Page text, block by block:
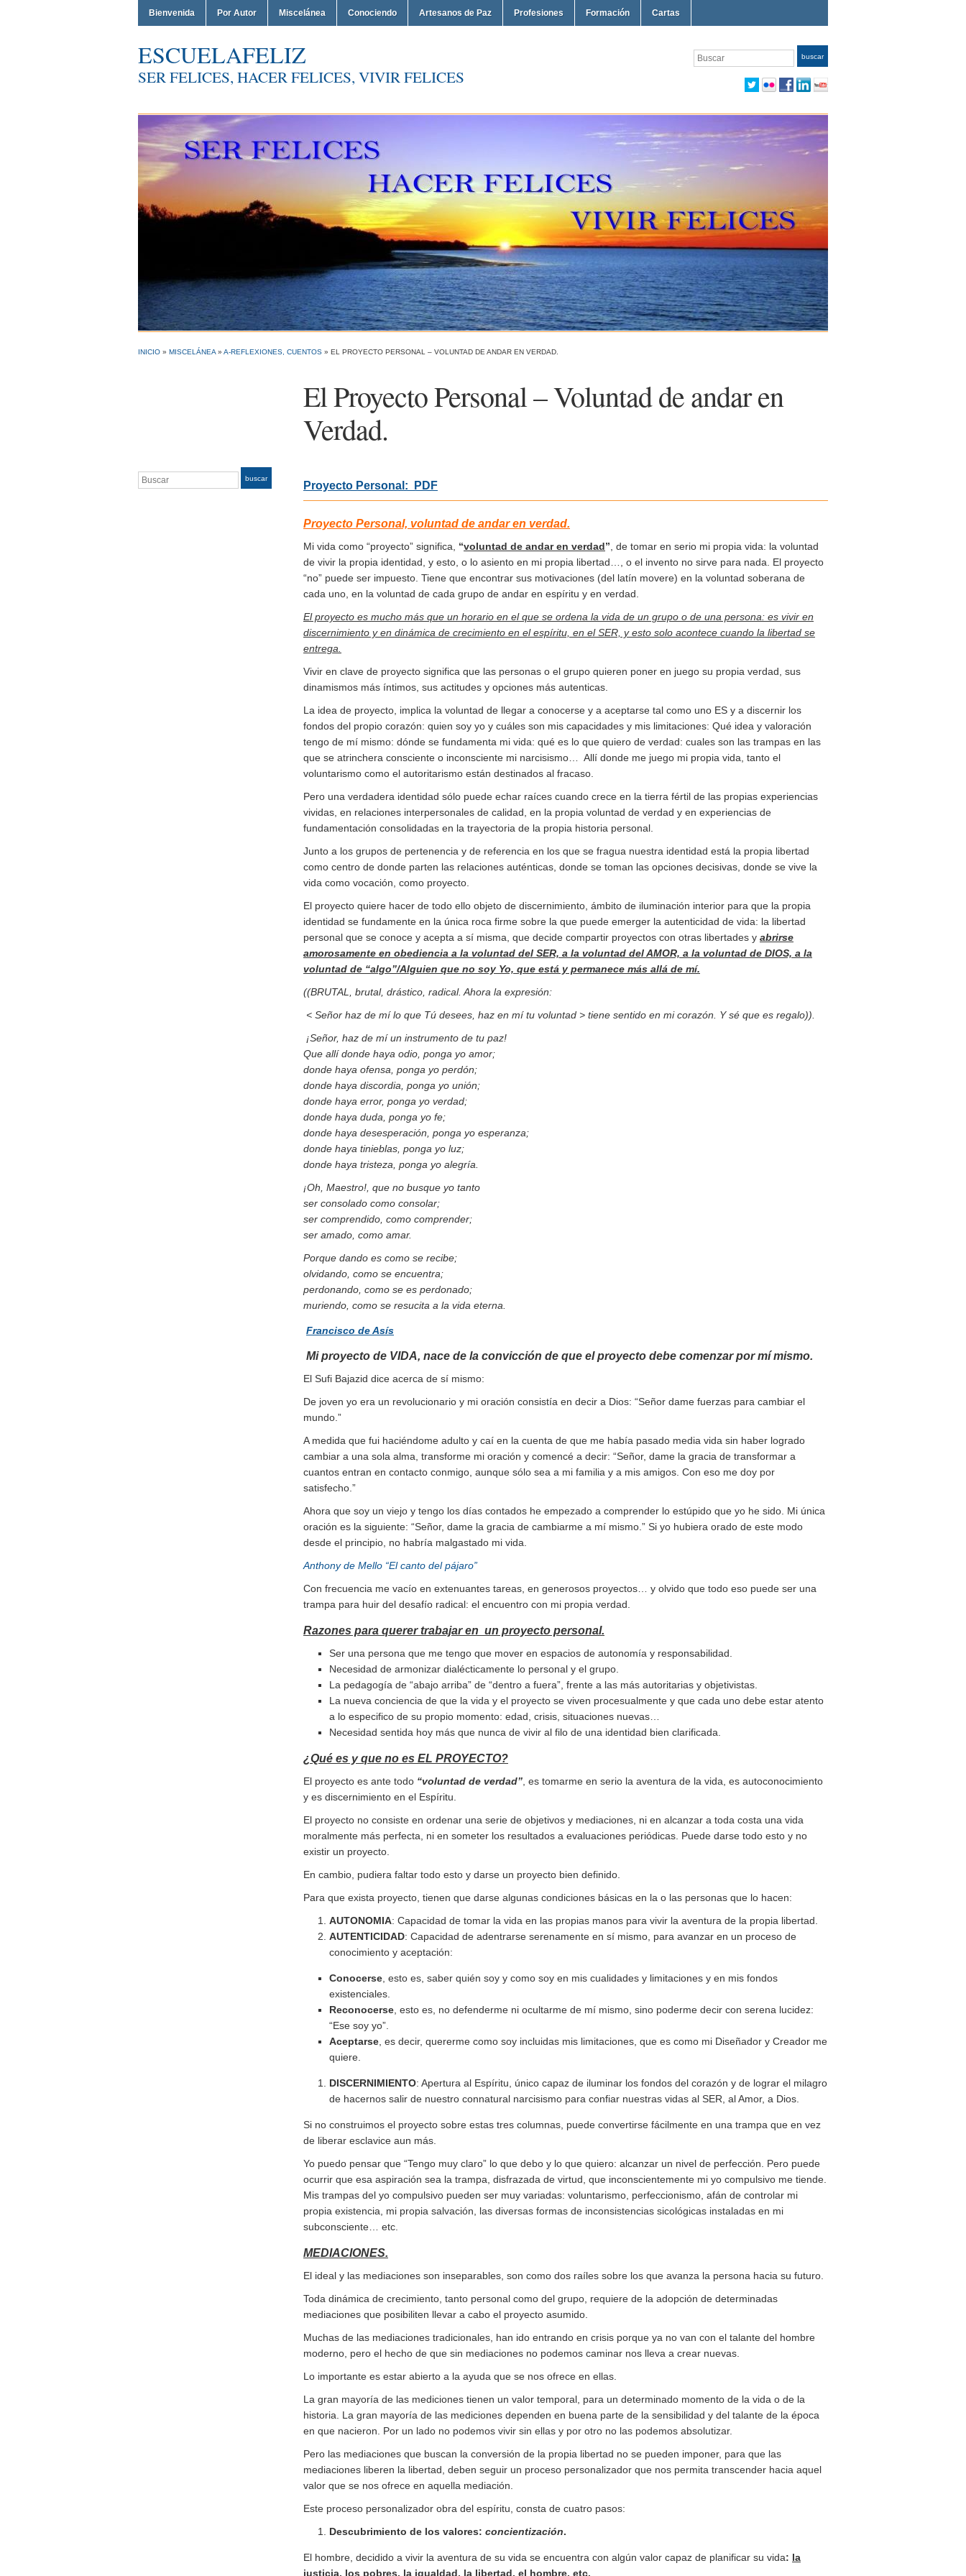
Bienvenida Por Autor Miscelánea Conociendo Artesanos de Paz Profesiones Formación Cartas
ESCUELAFELIZ
SER FELICES, HACER FELICES, VIVIR FELICES
Buscar buscar
INICIO » MISCELÁNEA » A-REFLEXIONES, CUENTOS » EL PROYECTO PERSONAL – VOLUNTAD DE ANDAR EN VERDAD.
El Proyecto Personal – Voluntad de andar en
Verdad.
Buscar buscar
Proyecto Personal: PDF
Proyecto Personal, voluntad de andar en verdad.
Mi vida como “proyecto” significa, “voluntad de andar en verdad” , de tomar en serio mi propia vida: la voluntad
de vivir la propia identidad, y esto, o lo asiento en mi propia libertad…, o el invento no sirve para nada. El proyecto
“no” puede ser impuesto. Tiene que encontrar sus motivaciones (del latín movere) en la voluntad soberana de
cada uno, en la voluntad de cada grupo de andar en espíritu y en verdad.
El proyecto es mucho más que un horario en el que se ordena la vida de un grupo o de una persona: es vivir en
discernimiento y en dinámica de crecimiento en el espíritu, en el SER, y esto solo acontece cuando la libertad se
entrega.
Vivir en clave de proyecto significa que las personas o el grupo quieren poner en juego su propia verdad, sus
dinamismos más íntimos, sus actitudes y opciones más autenticas.
La idea de proyecto, implica la voluntad de llegar a conocerse y a aceptarse tal como uno ES y a discernir los
fondos del propio corazón: quien soy yo y cuáles son mis capacidades y mis limitaciones: Qué idea y valoración
tengo de mí mismo: dónde se fundamenta mi vida: qué es lo que quiero de verdad: cuales son las trampas en las
que se atrinchera consciente o inconsciente mi narcisismo… Allí donde me juego mi propia vida, tanto el
voluntarismo como el autoritarismo están destinados al fracaso.
Pero una verdadera identidad sólo puede echar raíces cuando crece en la tierra fértil de las propias experiencias
vividas, en relaciones interpersonales de calidad, en la propia voluntad de verdad y en experiencias de
fundamentación consolidadas en la trayectoria de la propia historia personal.
Junto a los grupos de pertenencia y de referencia en los que se fragua nuestra identidad está la propia libertad
como centro de donde parten las relaciones auténticas, donde se toman las opciones decisivas, donde se vive la
vida como vocación, como proyecto.
El proyecto quiere hacer de todo ello objeto de discernimiento, ámbito de iluminación interior para que la propia
identidad se fundamente en la única roca firme sobre la que puede emerger la autenticidad de vida: la libertad
personal que se conoce y acepta a sí misma, que decide compartir proyectos con otras libertades y abrirse
amorosamente en obediencia a la voluntad del SER, a la voluntad del AMOR, a la voluntad de DIOS, a la
voluntad de “algo”/Alguien que no soy Yo, que está y permanece más allá de mí.
((BRUTAL, brutal, drástico, radical. Ahora la expresión:
< Señor haz de mí lo que Tú desees, haz en mí tu voluntad > tiene sentido en mi corazón. Y sé que es regalo)).
¡Señor, haz de mí un instrumento de tu paz!
Que allí donde haya odio, ponga yo amor;
donde haya ofensa, ponga yo perdón;
donde haya discordia, ponga yo unión;
donde haya error, ponga yo verdad;
donde haya duda, ponga yo fe;
donde haya desesperación, ponga yo esperanza;
donde haya tinieblas, ponga yo luz;
donde haya tristeza, ponga yo alegría.
¡Oh, Maestro!, que no busque yo tanto
ser consolado como consolar;
ser comprendido, como comprender;
ser amado, como amar.
Porque dando es como se recibe;
olvidando, como se encuentra;
perdonando, como se es perdonado;
muriendo, como se resucita a la vida eterna.
Francisco de Asís
Mi proyecto de VIDA, nace de la convicción de que el proyecto debe comenzar por mí mismo.
El Sufi Bajazid dice acerca de sí mismo:
De joven yo era un revolucionario y mi oración consistía en decir a Dios: “Señor dame fuerzas para cambiar el
mundo.”
A medida que fui haciéndome adulto y caí en la cuenta de que me había pasado media vida sin haber logrado
cambiar a una sola alma, transforme mi oración y comencé a decir: “Señor, dame la gracia de transformar a
cuantos entran en contacto conmigo, aunque sólo sea a mi familia y a mis amigos. Con eso me doy por
satisfecho.”
Ahora que soy un viejo y tengo los días contados he empezado a comprender lo estúpido que yo he sido. Mi única
oración es la siguiente: “Señor, dame la gracia de cambiarme a mí mismo.” Si yo hubiera orado de este modo
desde el principio, no habría malgastado mi vida.
Anthony de Mello “El canto del pájaro”
Con frecuencia me vacío en extenuantes tareas, en generosos proyectos… y olvido que todo eso puede ser una
trampa para huir del desafío radical: el encuentro con mi propia verdad.
Razones para querer trabajar en un proyecto personal.
Ser una persona que me tengo que mover en espacios de autonomía y responsabilidad.
Necesidad de armonizar dialécticamente lo personal y el grupo.
La pedagogía de “abajo arriba” de “dentro a fuera”, frente a las más autoritarias y objetivistas.
La nueva conciencia de que la vida y el proyecto se viven procesualmente y que cada uno debe estar atento
a lo especifico de su propio momento: edad, crisis, situaciones nuevas…
Necesidad sentida hoy más que nunca de vivir al filo de una identidad bien clarificada.
¿Qué es y que no es EL PROYECTO?
El proyecto es ante todo “voluntad de verdad” , es tomarme en serio la aventura de la vida, es autoconocimiento
y es discernimiento en el Espíritu.
El proyecto no consiste en ordenar una serie de objetivos y mediaciones, ni en alcanzar a toda costa una vida
moralmente más perfecta, ni en someter los resultados a evaluaciones periódicas. Puede darse todo esto y no
existir un proyecto.
En cambio, pudiera faltar todo esto y darse un proyecto bien definido.
Para que exista proyecto, tienen que darse algunas condiciones básicas en la o las personas que lo hacen:
AUTONOMIA: Capacidad de tomar la vida en las propias manos para vivir la aventura de la propia libertad.
AUTENTICIDAD: Capacidad de adentrarse serenamente en sí mismo, para avanzar en un proceso de
conocimiento y aceptación:
Conocerse , esto es, saber quién soy y como soy en mis cualidades y limitaciones y en mis fondos
existenciales.
Reconocerse , esto es, no defenderme ni ocultarme de mí mismo, sino poderme decir con serena lucidez:
“Ese soy yo”.
Aceptarse , es decir, quererme como soy incluidas mis limitaciones, que es como mi Diseñador y Creador me
quiere.
DISCERNIMIENTO: Apertura al Espíritu, único capaz de iluminar los fondos del corazón y de lograr el milagro
de hacernos salir de nuestro connatural narcisismo para confiar nuestras vidas al SER, al Amor, a Dios.
Si no construimos el proyecto sobre estas tres columnas, puede convertirse fácilmente en una trampa que en vez
de liberar esclavice aun más.
Yo puedo pensar que “Tengo muy claro” lo que debo y lo que quiero: alcanzar un nivel de perfección. Pero puede
ocurrir que esa aspiración sea la trampa, disfrazada de virtud, que inconscientemente mi yo compulsivo me tiende.
Mis trampas del yo compulsivo pueden ser muy variadas: voluntarismo, perfeccionismo, afán de controlar mi
propia existencia, mi propia salvación, las diversas formas de inconsistencias sicológicas instaladas en mi
subconsciente… etc.
MEDIACIONES.
El ideal y las mediaciones son inseparables, son como dos raíles sobre los que avanza la persona hacia su futuro.
Toda dinámica de crecimiento, tanto personal como del grupo, requiere de la adopción de determinadas
mediaciones que posibiliten llevar a cabo el proyecto asumido.
Muchas de las mediaciones tradicionales, han ido entrando en crisis porque ya no van con el talante del hombre
moderno, pero el hecho de que sin mediaciones no podemos caminar nos lleva a crear nuevas.
Lo importante es estar abierto a la ayuda que se nos ofrece en ellas.
La gran mayoría de las mediciones tienen un valor temporal, para un determinado momento de la vida o de la
historia. La gran mayoría de las mediciones dependen en buena parte de la sensibilidad y del talante de la época
en que nacieron. Por un lado no podemos vivir sin ellas y por otro no las podemos absolutizar.
Pero las mediaciones que buscan la conversión de la propia libertad no se pueden imponer, para que las
mediaciones liberen la libertad, deben seguir un proceso personalizador que nos permita transcender hacia aquel
valor que se nos ofrece en aquella mediación.
Este proceso personalizador obra del espíritu, consta de cuatro pasos:
Descubrimiento de los valores: concientización.
El hombre, decidido a vivir la aventura de su vida se encuentra con algún valor capaz de planificar su vida: la
justicia, los pobres, la igualdad, la libertad, el hombre, etc.